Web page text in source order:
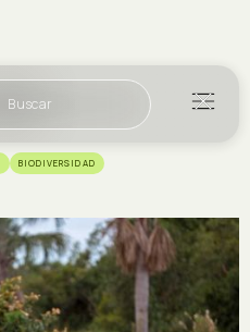
Buscar
BIODIVERSIDAD